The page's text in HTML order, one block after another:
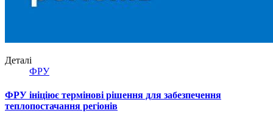
Деталі
ФРУ
ФРУ ініціює термінові рішення для забезпечення
теплопостачання регіонів